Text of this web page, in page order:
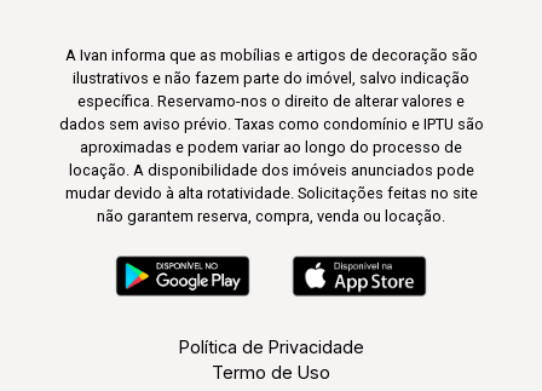
A Ivan informa que as mobílias e artigos de decoração são
ilustrativos e não fazem parte do imóvel, salvo indicação
específica. Reservamo-nos o direito de alterar valores e
dados sem aviso prévio. Taxas como condomínio e IPTU são
aproximadas e podem variar ao longo do processo de
locação. A disponibilidade dos imóveis anunciados pode
mudar devido à alta rotatividade. Solicitações feitas no site
não garantem reserva, compra, venda ou locação.
Política de Privacidade
Termo de Uso